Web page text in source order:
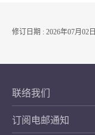
修订日期 : 2026年07月02日
联络我们
订阅电邮通知